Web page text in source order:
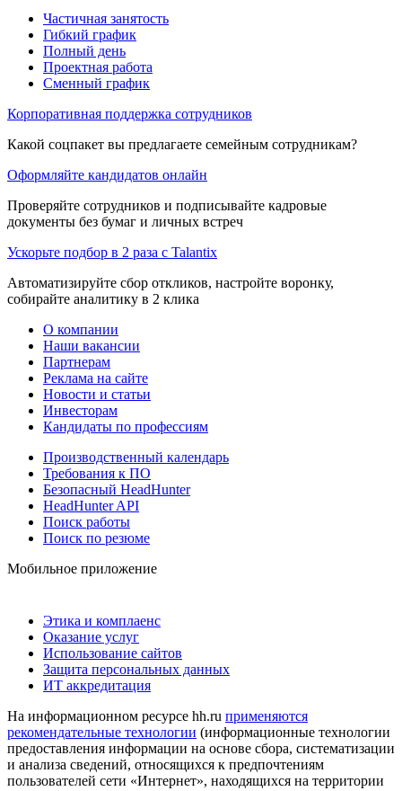
Частичная занятость
Гибкий график
Полный день
Проектная работа
Сменный график
Корпоративная поддержка сотрудников
Какой соцпакет вы предлагаете семейным сотрудникам?
Оформляйте кандидатов онлайн
Проверяйте сотрудников и подписывайте кадровые
документы без бумаг и личных встреч
Ускорьте подбор в 2 раза с Talantix
Автоматизируйте сбор откликов, настройте воронку,
собирайте аналитику в 2 клика
О компании
Наши вакансии
Партнерам
Реклама на сайте
Новости и статьи
Инвесторам
Кандидаты по профессиям
Производственный календарь
Требования к ПО
Безопасный HeadHunter
HeadHunter API
Поиск работы
Поиск по резюме
Мобильное приложение
Этика и комплаенс
Оказание услуг
Использование сайтов
Защита персональных данных
ИТ аккредитация
На информационном ресурсе hh.ru применяются
рекомендательные технологии (информационные технологии
предоставления информации на основе сбора, систематизации
и анализа сведений, относящихся к предпочтениям
пользователей сети «Интернет», находящихся на территории